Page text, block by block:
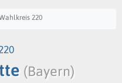
220
(Bayern)